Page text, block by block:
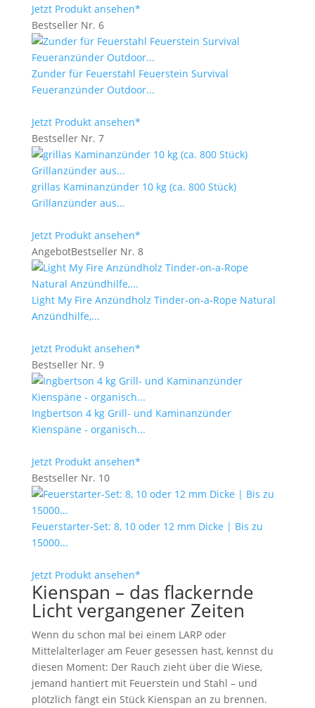
Jetzt Produkt ansehen*
Bestseller Nr. 6
Zunder für Feuerstahl Feuerstein Survival
Feueranzünder Outdoor...
Jetzt Produkt ansehen*
Bestseller Nr. 7
grillas Kaminanzünder 10 kg (ca. 800 Stück)
Grillanzünder aus...
Jetzt Produkt ansehen*
AngebotBestseller Nr. 8
Light My Fire Anzündholz Tinder-on-a-Rope Natural
Anzündhilfe,...
Jetzt Produkt ansehen*
Bestseller Nr. 9
Ingbertson 4 kg Grill- und Kaminanzünder
Kienspäne - organisch...
Jetzt Produkt ansehen*
Bestseller Nr. 10
Feuerstarter-Set: 8, 10 oder 12 mm Dicke | Bis zu
15000...
Jetzt Produkt ansehen*
Kienspan – das flackernde
Licht vergangener Zeiten
Wenn du schon mal bei einem LARP oder
Mittelalterlager am Feuer gesessen hast, kennst du
diesen Moment: Der Rauch zieht über die Wiese,
jemand hantiert mit Feuerstein und Stahl – und
plötzlich fängt ein Stück Kienspan an zu brennen.